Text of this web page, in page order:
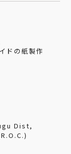
ドの紙製作
Dist,